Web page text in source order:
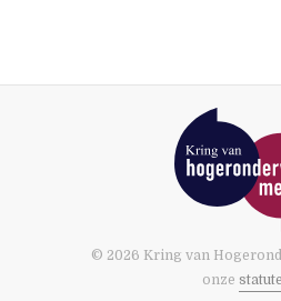
© 2026 Kring van
onze